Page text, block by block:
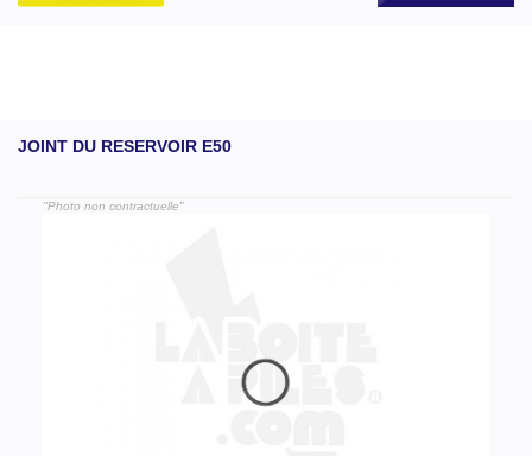
JOINT DU RESERVOIR E50
"Photo non contractuelle"